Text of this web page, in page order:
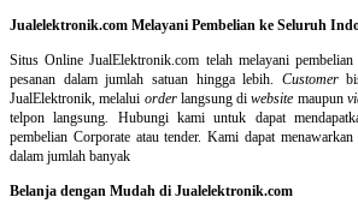
Jualelektronik.com Melayani Pembelian ke Seluruh
Situs Online JualElektronik.com telah melayani
pesanan dalam jumlah satuan hingga lebih. Customer
JualElektronik, melalui orderlangsung diwebsite maupun
telpon langsung
Hubungi kami untuk dapat
pembelian Corporate atau tender. Kami dapat
dalam jumlah banyak
Belanja dengan Mudah di Jualelektronik.com